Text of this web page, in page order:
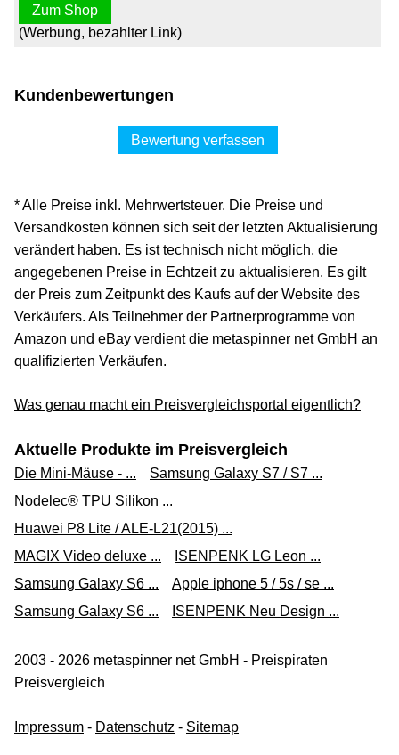
Zum Shop
(Werbung, bezahlter Link)
Kundenbewertungen
Bewertung verfassen
* Alle Preise inkl. Mehrwertsteuer. Die Preise und
Versandkosten können sich seit der letzten Aktualisierung
verändert haben. Es ist technisch nicht möglich, die
angegebenen Preise in Echtzeit zu aktualisieren. Es gilt
der Preis zum Zeitpunkt des Kaufs auf der Website des
Verkäufers. Als Teilnehmer der Partnerprogramme von
Amazon und eBay verdient die metaspinner net GmbH an
qualifizierten Verkäufen.
Was genau macht ein Preisvergleichsportal eigentlich?
Aktuelle Produkte im Preisvergleich
Die Mini-Mäuse - ...
Samsung Galaxy S7 / S7 ...
Nodelec® TPU Silikon ...
Huawei P8 Lite / ALE-L21(2015) ...
MAGIX Video deluxe ...
ISENPENK LG Leon ...
Samsung Galaxy S6 ...
Apple iphone 5 / 5s / se ...
Samsung Galaxy S6 ...
ISENPENK Neu Design ...
2003 - 2026 metaspinner net GmbH - Preispiraten
Preisvergleich
Impressum - Datenschutz - Sitemap